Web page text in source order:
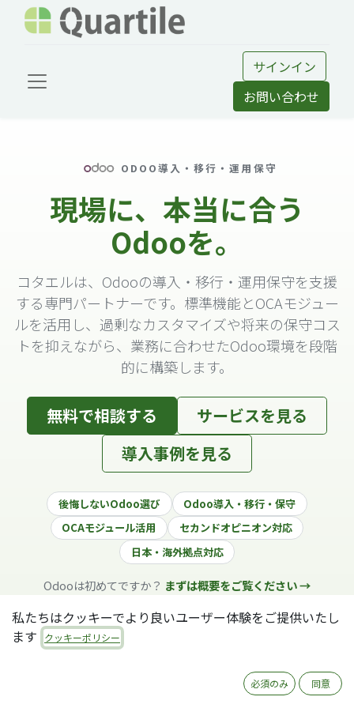
サインイン
お問い合わせ
ODOO導入・移行・運用保守
現場に、本当に合う
Odooを。
コタエルは、Odooの導入・移行・運用保守を支援
する専門パートナーです。標準機能とOCAモジュー
ルを活用し、過剰なカスタマイズや将来の保守コス
トを抑えながら、業務に合わせたOdoo環境を段階
的に構築します。
無料で相談する
サービスを見る
導入事例を見る
後悔しないOdoo選び
Odoo導入・移行・保守
OCAモジュール活用
セカンドオピニオン対応
日本・海外拠点対応
Odooは初めてですか？ まずは概要をご覧ください →
私たちはクッキーでより良いユーザー体験をご提供いたし
ます
クッキーポリシー
必須のみ 同意